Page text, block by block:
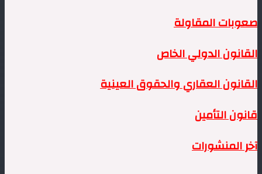
صعوبات المقاولة
القانون الدولي الخاص
القانون العقاري والحقوق العينية
قانون التأمين
آخر المنشورات